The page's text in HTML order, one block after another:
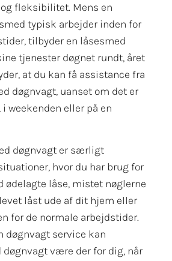
fleksibilitet. Mens en
typisk arbejder inden for
tilbyder en låsesmed
tjenester døgnet rundt, året
at du kan få assistance fra
døgnvagt, uanset om det er
weekenden eller på en
døgnvagt er særligt
hvor du har brug for
låse, mistet nøglerne
låst ude af dit hjem eller
for de normale arbejdstider.
døgnvagt service kan
døgnvagt være der for dig, når